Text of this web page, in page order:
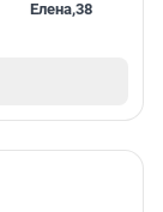
Елена,38